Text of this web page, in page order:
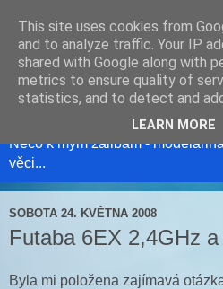
Modelweb
Něco k mým zálibám -
věci...
SOBOTA 24. KVĚTNA 2008
Futaba 6EX 2,4GHz
Byla mi položena zajímavá
This site uses cookies from
and to analyze traffic. Your IP
shared with Google along with
metrics to ensure quality of
statistics, and to detect and
LEARN MORE